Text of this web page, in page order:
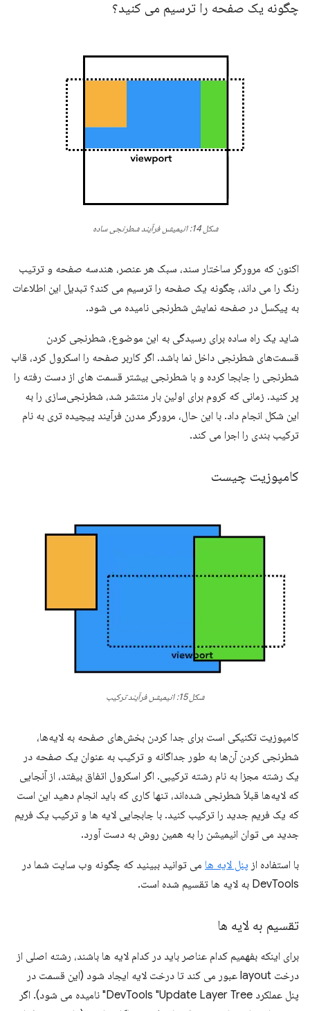
چگونه یک صفحه را ترسیم می کنید؟
شکل 14: انیمیشن فرآیند شطرنجی ساده
اکنون که مرورگر ساختار سند، سبک هر عنصر، هندسه صفحه و ترتیب
رنگ را می داند، چگونه یک صفحه را ترسیم می کند؟ تبدیل این اطلاعات
به پیکسل در صفحه نمایش شطرنجی نامیده می شود.
شاید یک راه ساده برای رسیدگی به این موضوع، شطرنجی کردن
قسمت‌های شطرنجی داخل نما باشد. اگر کاربر صفحه را اسکرول کرد، قاب
شطرنجی را جابجا کرده و با شطرنجی بیشتر قسمت های از دست رفته را
پر کنید. زمانی که کروم برای اولین بار منتشر شد، شطرنجی‌سازی را به
این شکل انجام داد. با این حال، مرورگر مدرن فرآیند پیچیده تری به نام
ترکیب بندی را اجرا می کند.
کامپوزیت چیست
شکل 15: انیمیشن فرآیند ترکیب
کامپوزیت تکنیکی است برای جدا کردن بخش‌های صفحه به لایه‌ها،
شطرنجی کردن آن‌ها به طور جداگانه و ترکیب به عنوان یک صفحه در
یک رشته مجزا به نام رشته ترکیبی. اگر اسکرول اتفاق بیفتد، از آنجایی
که لایه‌ها قبلاً شطرنجی شده‌اند، تنها کاری که باید انجام دهید این است
که یک فریم جدید را ترکیب کنید. با جابجایی لایه ها و ترکیب یک فریم
جدید می توان انیمیشن را به همین روش به دست آورد.
با استفاده از پنل لایه ها می توانید ببینید که چگونه وب سایت شما در
DevTools به لایه ها تقسیم شده است.
تقسیم به لایه ها
برای اینکه بفهمیم کدام عناصر باید در کدام لایه ها باشند، رشته اصلی از
درخت layout عبور می کند تا درخت لایه ایجاد شود (این قسمت در
پنل عملکرد DevTools "Update Layer Tree" نامیده می شود). اگر